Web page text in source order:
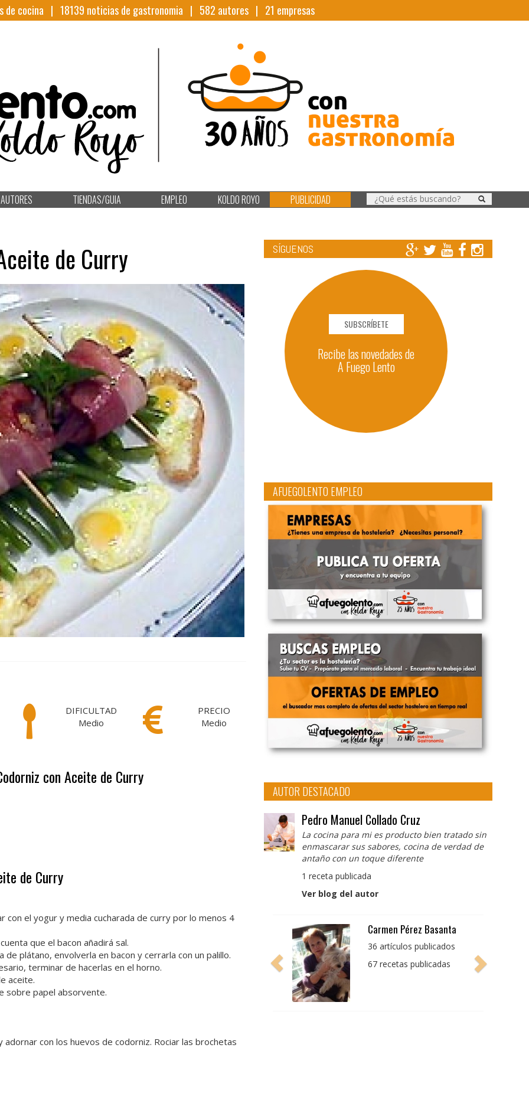
de cocina | 18139 noticias de gastronomia | 582 autores | 21 empresas
AUTORES TIENDAS/GUIA EMPLEO KOLDO ROYO PUBLICIDAD
de Curry
DIFICULTAD
Medio
PRECIO
Medio
con Aceite de Curry
de Curry
el yogur y media cucharada de curry por lo menos 4
que el bacon añadirá sal.
plátano, envolverla en bacon y cerrarla con un palillo.
terminar de hacerlas en el horno.
aceite.
sobre papel absorvente.
con los huevos de codorniz. Rociar las brochetas
SÍGUENOS
SUBSCRÍBETE
Recibe las novedades de
A Fuego Lento
AFUEGOLENTO EMPLEO
AUTOR DESTACADO
Pedro Manuel Collado Cruz
La cocina para mi es producto bien tratado sin
enmascarar sus sabores, cocina de verdad de
antaño con un toque diferente
1 receta publicada
Ver blog del autor
Pedro Manuel Collado
Cruz
producto bien tratado